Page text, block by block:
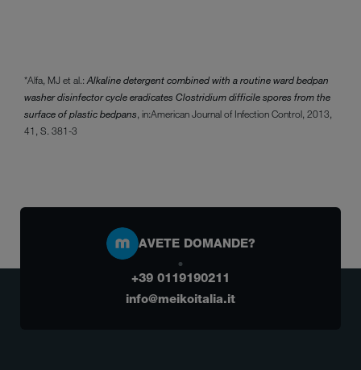
*Alfa, MJ et al.:Alkaline detergent combined with a routine ward bedpan
washer disinfector cycle eradicates Clostridium difficile spores from the
surface of plastic bedpans, in:American Journal of Infection Control, 2013,
41, S. 381-3
AVETE DOMANDE?
+39 0119190211
info@meikoitalia.it